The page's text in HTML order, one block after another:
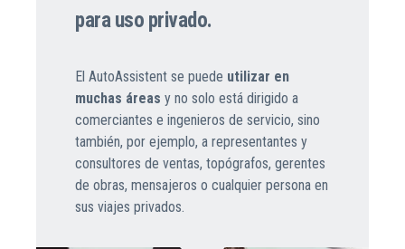
para uso privado.
El AutoAssistent se puede utilizar en
muchas áreas y no solo está dirigido a
comerciantes e ingenieros de servicio, sino
también, por ejemplo, a representantes y
consultores de ventas, topógrafos, gerentes
de obras, mensajeros o cualquier persona en
sus viajes privados.